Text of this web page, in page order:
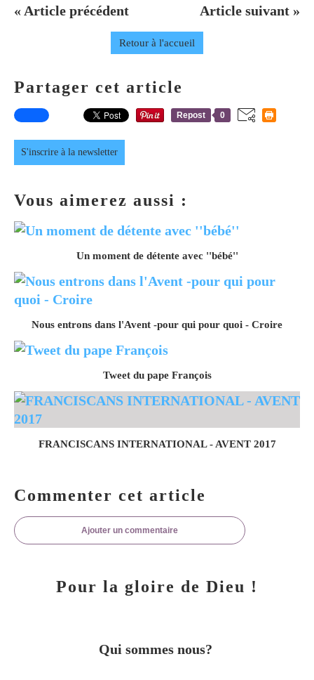
« Article précédent Article suivant »
Retour à l'accueil
Partager cet article
Repost 0
S'inscrire à la newsletter
Vous aimerez aussi :
Un moment de détente avec ''bébé''
Nous entrons dans l'Avent -pour qui pour quoi - Croire
Tweet du pape François
FRANCISCANS INTERNATIONAL - AVENT 2017
Commenter cet article
Ajouter un commentaire
Pour la gloire de Dieu !
Qui sommes nous?